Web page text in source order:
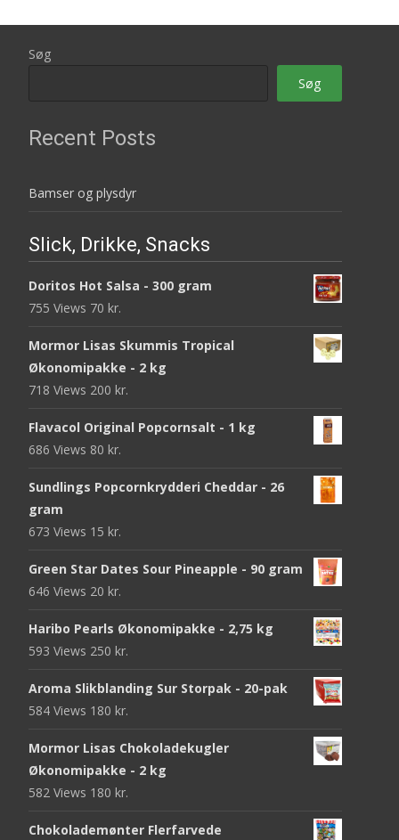
Søg
Søg
Recent Posts
Bamser og plysdyr
Slick, Drikke, Snacks
Doritos Hot Salsa - 300 gram
755 Views 70 kr.
Mormor Lisas Skummis Tropical
Økonomipakke - 2 kg
718 Views 200 kr.
Flavacol Original Popcornsalt - 1 kg
686 Views 80 kr.
Sundlings Popcornkrydderi Cheddar - 26
gram
673 Views 15 kr.
Green Star Dates Sour Pineapple - 90 gram
646 Views 20 kr.
Haribo Pearls Økonomipakke - 2,75 kg
593 Views 250 kr.
Aroma Slikblanding Sur Storpak - 20-pak
584 Views 180 kr.
Mormor Lisas Chokoladekugler
Økonomipakke - 2 kg
582 Views 180 kr.
Chokolademønter Flerfarvede